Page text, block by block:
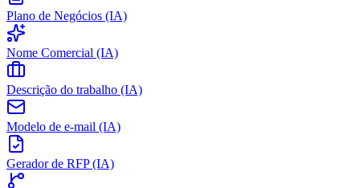
Plano de Negócios (IA)
Nome Comercial (IA)
Descrição do trabalho (IA)
Modelo de e-mail (IA)
Gerador de RFP (IA)